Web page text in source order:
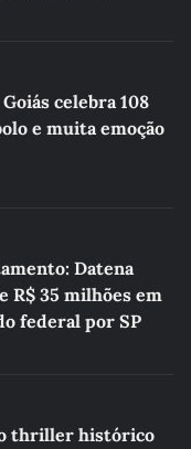
celebra 108
e muita emoção
Datena
35 milhões em
federal por SP
thriller histórico